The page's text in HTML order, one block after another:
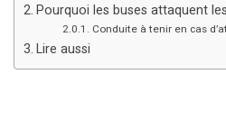
Pourquoi les buses attaquent
Conduite à tenir en cas
Lire aussi